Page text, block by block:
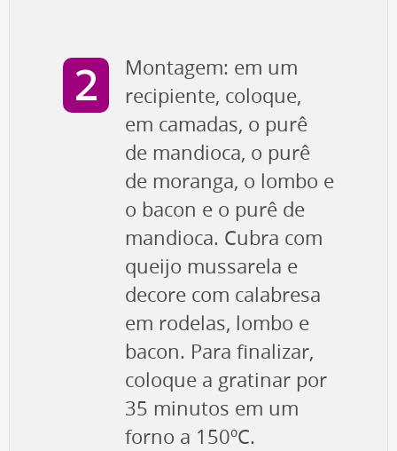
Montagem: em um
recipiente, coloque,
em camadas, o purê
de mandioca, o purê
de moranga, o lombo e
o bacon e o purê de
mandioca. Cubra com
queijo mussarela e
decore com calabresa
em rodelas, lombo e
bacon. Para finalizar,
coloque a gratinar por
35 minutos em um
forno a 150ºC.